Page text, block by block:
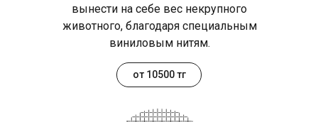
вынести на себе вес некрупного
животного, благодаря специальным
виниловым нитям.
от 10500 тг